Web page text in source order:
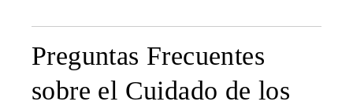
Preguntas Frecuentes
sobre el Cuidado de los